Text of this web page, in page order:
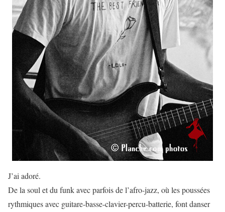
J’ai adoré.
De la soul et du funk avec parfois de l’afro-jazz, où les poussées
rythmiques avec guitare-basse-clavier-percu-batterie, font danser